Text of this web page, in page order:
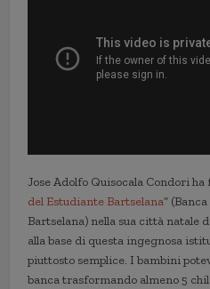
Jose Adolfo Quisocala Condori ha
del Estudiante Bartselana”
Bartselana) nella sua città natale
alla base di questa ingegnosa
piuttosto semplice. I bambini
banca trasformando almeno 5